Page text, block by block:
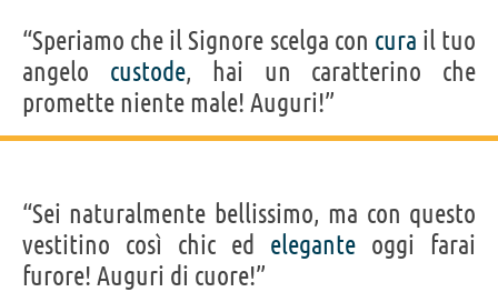
“Speriamo che il Signore scelga con cura il tuo
angelo custode, hai un caratterino che
promette niente male! Auguri!”
“Sei naturalmente bellissimo, ma con questo
vestitino così chic ed elegante oggi farai
furore! Auguri di cuore!”